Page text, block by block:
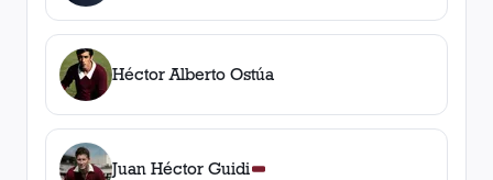
Héctor Alberto Ostúa
Juan Héctor Guidi